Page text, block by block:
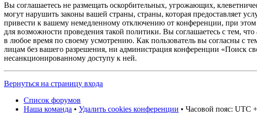
Вы соглашаетесь не размещать оскорбительных, угрожающих,
могут нарушить законы вашей страны, страны, которая предоставляет
привести к вашему немедленному отключению от конференции, при
для возможности проведения такой политики. Вы соглашаетесь с тем,
в любое время по своему усмотрению. Как пользователь вы согласны с
лицам без вашего разрешения, ни администрация конференции «Поиск
несанкционированному доступу к ней.
Вернуться на страницу входа
Список форумов
Наша команда • Удалить cookies конференции • Часовой пояс: UTC